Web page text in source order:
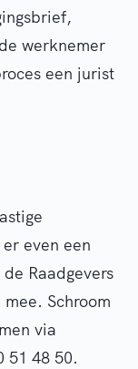
werknemer
een jurist
even een
Raadgevers
Schroom
via
51 48 50.